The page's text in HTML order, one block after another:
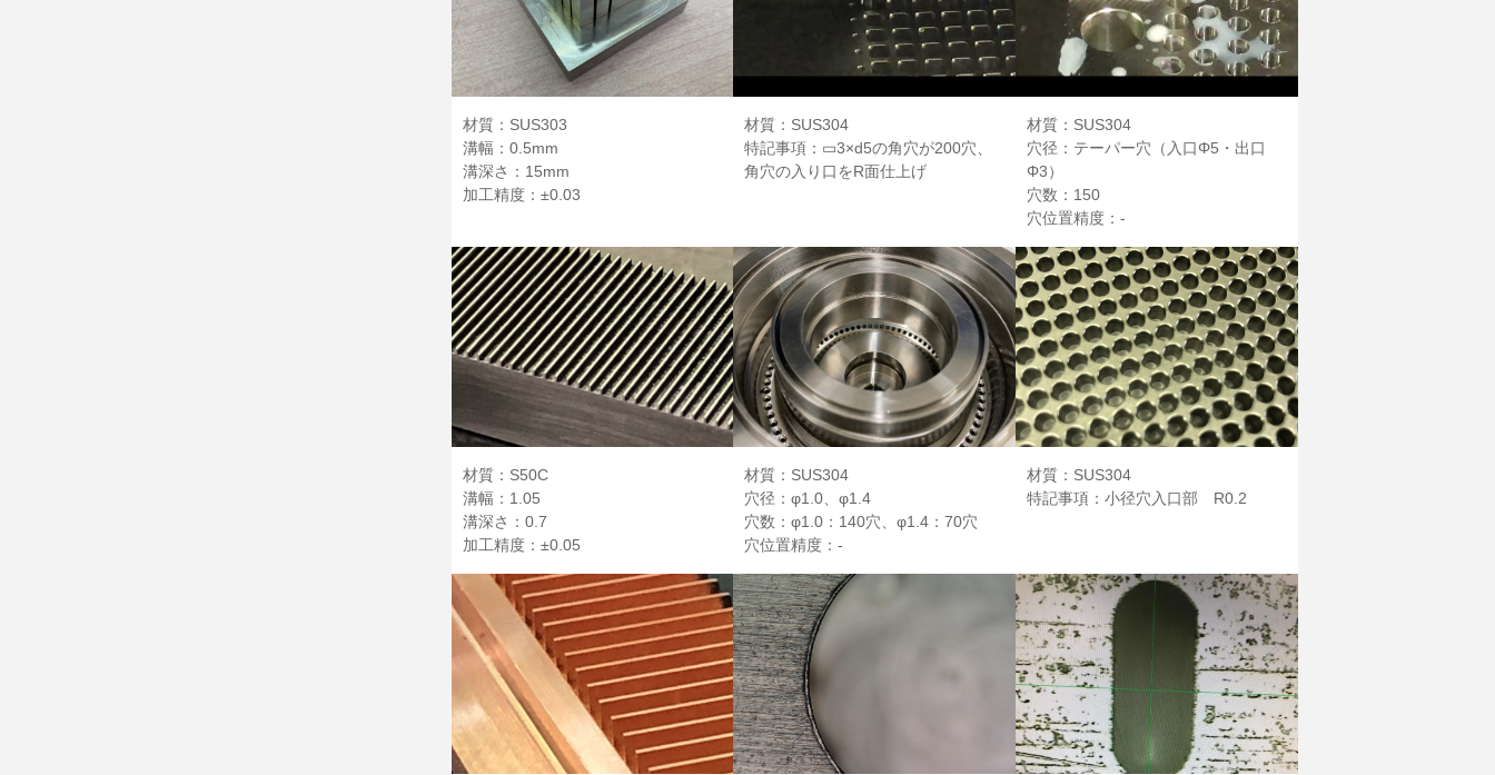
材質：SUS303
溝幅：0.5mm
溝深さ：15mm
加工精度：±0.03
材質：SUS304
特記事項：▭3×d5の角穴が200穴、
角穴の入り口をR面仕上げ
材質：SUS304
穴径：テーパー穴（入口Φ5・出口
Φ3）
穴数：150
穴位置精度：-
材質：S50C
溝幅：1.05
溝深さ：0.7
加工精度：±0.05
材質：SUS304
穴径：φ1.0、φ1.4
穴数：φ1.0：140穴、φ1.4：70穴
穴位置精度：-
材質：SUS304
特記事項：小径穴入口部 R0.2